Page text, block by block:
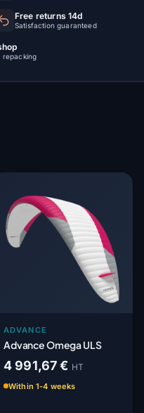
Free returns 14d
Satisfaction guaranteed
repacking
ADVANCE
Advance Omega ULS
4 991,67 € HT
Within 1-4 weeks